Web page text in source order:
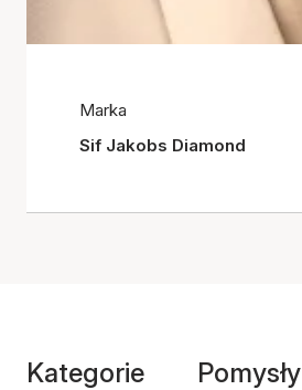
Marka
Sif Jakobs Diamond
Kategorie
Pomysły